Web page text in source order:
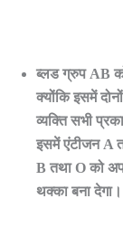
ब्लड ग्रुप AB
क्योंकि इसमें
व्यक्ति सभी
इसमें एंटीजन A
B तथा O को
थक्का बना देगा।